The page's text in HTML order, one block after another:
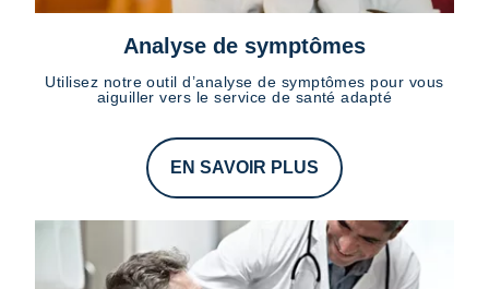
Analyse de symptômes
Utilisez notre outil d’analyse de symptômes pour vous
aiguiller vers le service de santé adapté
EN SAVOIR PLUS